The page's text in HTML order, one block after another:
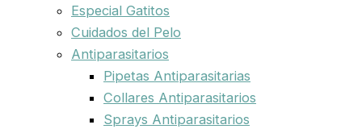
Especial Gatitos
Cuidados del Pelo
Antiparasitarios
Pipetas Antiparasitarias
Collares Antiparasitarios
Sprays Antiparasitarios